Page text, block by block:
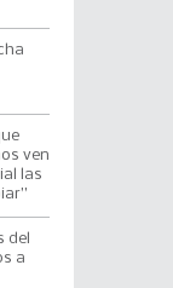
ven
las
del
a